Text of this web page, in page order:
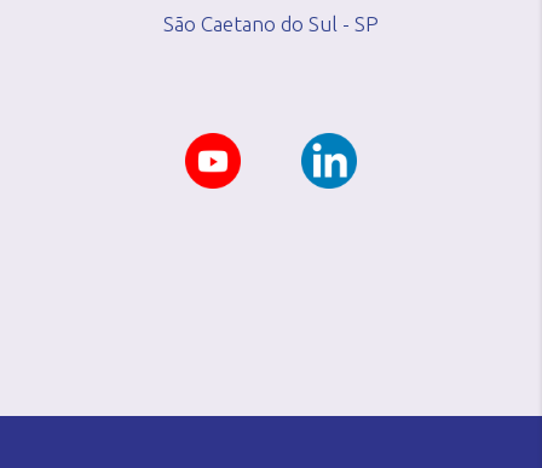
São Caetano do Sul - SP